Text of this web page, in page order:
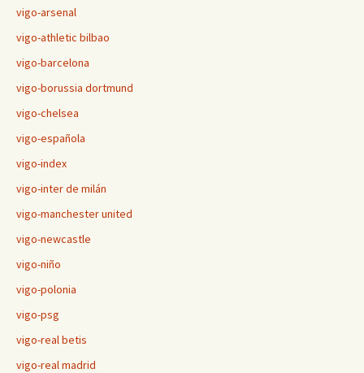
vigo-arsenal
vigo-athletic bilbao
vigo-barcelona
vigo-borussia dortmund
vigo-chelsea
vigo-española
vigo-index
vigo-inter de milán
vigo-manchester united
vigo-newcastle
vigo-niño
vigo-polonia
vigo-psg
vigo-real betis
vigo-real madrid